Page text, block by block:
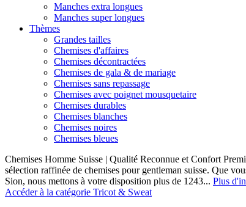
Manches extra longues
Manches super longues
Thèmes
Grandes tailles
Chemises d'affaires
Chemises décontractées
Chemises de gala & de mariage
Chemises sans repassage
Chemises avec poignet mousquetaire
Chemises durables
Chemises blanches
Chemises noires
Chemises bleues
Chemises Homme Suisse | Qualité Reconnue et Confort
sélection raffinée de chemises pour gentleman suisse. Que
Sion, nous mettons à votre disposition plus de 1243... Plus
Accéder à la catégorie Tricot & Sweat